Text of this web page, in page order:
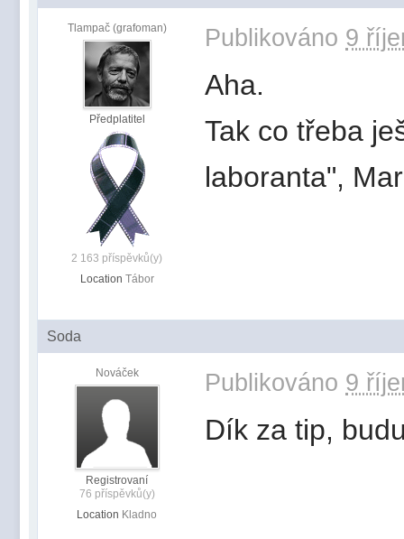
Tlampač (grafoman)
Předplatitel
2 163 příspěvků(y)
Location Tábor
Publikováno 9
Aha.
Tak co třeba
laboranta",
Soda
Nováček
Registrovaní
76 příspěvků(y)
Location Kladno
Publikováno 9
Dík za tip,